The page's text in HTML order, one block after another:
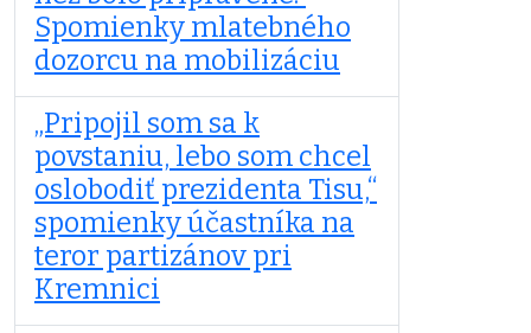
Spomienky mlatebného
dozorcu na mobilizáciu
„Pripojil som sa k
povstaniu, lebo som chcel
oslobodiť prezidenta Tisu,“
spomienky účastníka na
teror partizánov pri
Kremnici